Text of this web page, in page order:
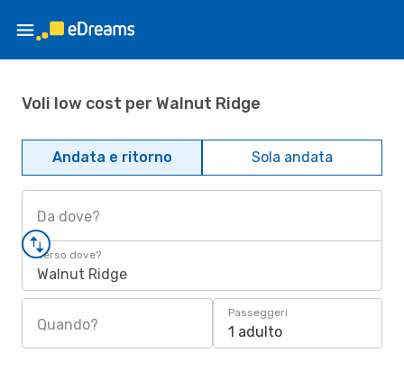
Voli low cost per Walnut Ridge
Andata e ritorno Sola andata
Da dove?
Verso dove?
Walnut Ridge
Quando?
Passeggeri
1 adulto